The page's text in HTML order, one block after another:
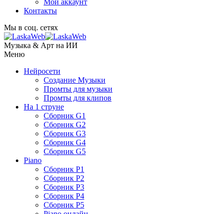
Мой аккаунт
Контакты
Мы в соц. сетях
Музыка & Арт на ИИ
Меню
Нейросети
Создание Музыки
Промты для музыки
Промты для клипов
На 1 струне
Сборник G1
Сборник G2
Сборник G3
Сборник G4
Сборник G5
Piano
Сборник P1
Сборник P2
Сборник P3
Сборник P4
Сборник P5